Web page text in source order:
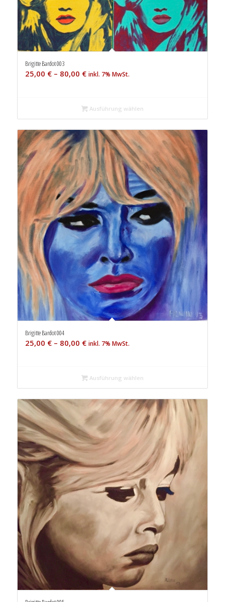
Brigitte Bardot 003
25,00 €– 80,00 € inkl. 7% MwSt.
Ausführung wählen
Brigitte Bardot 004
25,00 €– 80,00 € inkl. 7% MwSt.
Ausführung wählen